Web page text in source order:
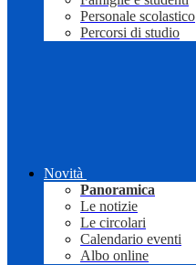
Personale scolastico
Percorsi di studio
Novità
Panoramica
Le notizie
Le circolari
Calendario eventi
Albo online